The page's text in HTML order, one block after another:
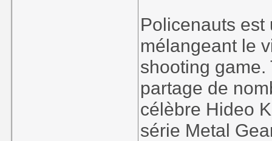
Policenauts
mélangeant le
shooting
partage de
célèbre Hideo
série Metal